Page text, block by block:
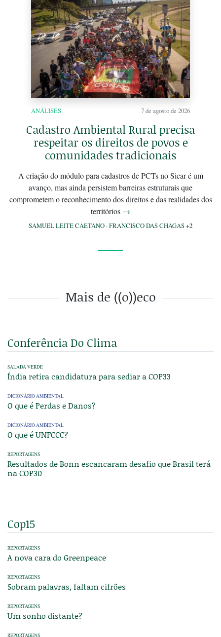
ANÁLISES 7 de agosto de 2026
Cadastro Ambiental Rural precisa
respeitar os direitos de povos e
comunidades tradicionais
A criação do módulo para cadastros de PCTs no Sicar é um
avanço, mas ainda persistem barreiras estruturais que
comprometem o reconhecimento dos direitos e das realidades dos
territórios →
SAMUEL LEITE CAETANO ·FRANCISCO DAS CHAGAS+2
Mais de ((o))eco
Conferência Do Clima
SALADA VERDE
Índia retira candidatura para sediar a COP33
DICIONÁRIO AMBIENTAL
O que é Perdas e Danos?
DICIONÁRIO AMBIENTAL
O que é UNFCCC?
REPORTAGENS
Resultados de Bonn escancaram desafio que Brasil terá
na COP30
Cop15
REPORTAGENS
A nova cara do Greenpeace
REPORTAGENS
Sobram palavras, faltam cifrões
REPORTAGENS
Um sonho distante?
REPORTAGENS